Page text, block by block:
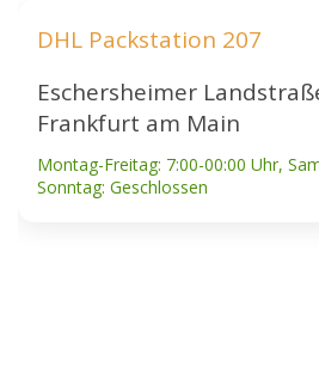
DHL Packstation 207
Eschersheimer
Frankfurt am Main
Montag-Freitag: 7:00-00:00 Uhr,
Sonntag: Geschlossen